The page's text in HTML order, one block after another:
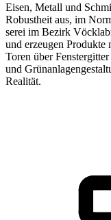
Eisen, Metall und
Robust­heit aus, im
se­rei im Bezirk
und erzeu­gen Pro­duk­te
Toren über
und
Rea­li­tät.